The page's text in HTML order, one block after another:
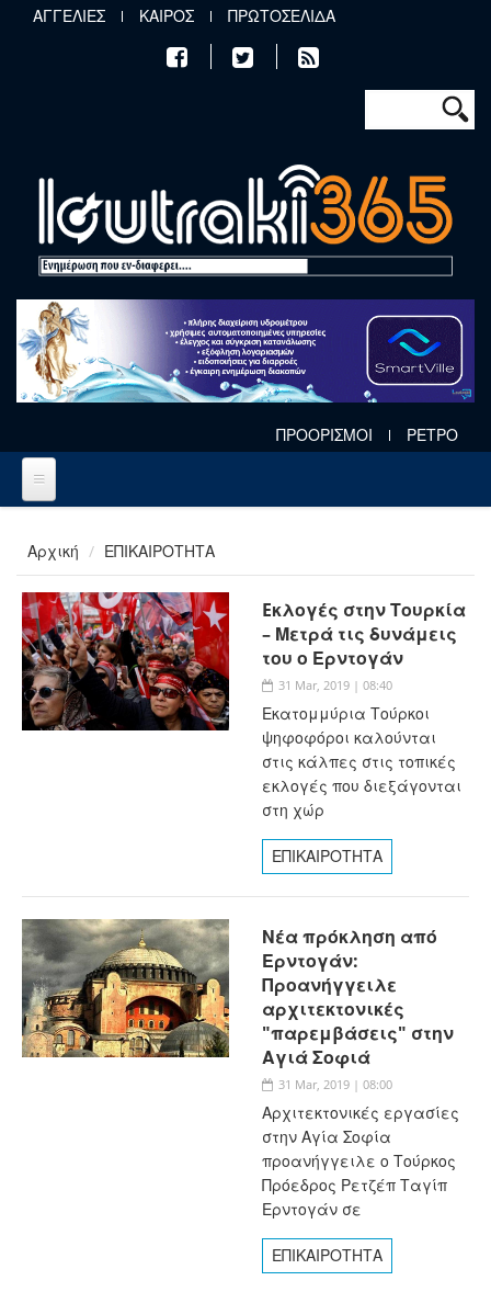
Παράκαμψη προς το κυρίως περιεχόμενο
ΑΓΓΕΛΙΕΣ ΚΑΙΡΟΣ ΠΡΩΤΟΣΕΛΙΔΑ
Φόρμα
Αναζήτηση
ΠΡΟΟΡΙΣΜΟΙ ΡΕΤΡΟ
Αρχική ΕΠΙΚΑΙΡΟΤΗΤΑ
Eκλογές στην Τουρκία
– Μετρά τις δυνάμεις
του ο Ερντογάν
31 Mar, 2019 | 08:40
Εκατομμύρια Τούρκοι
ψηφοφόροι καλούνται
στις κάλπες στις τοπικές
εκλογές που διεξάγονται
στη χώρ
ΕΠΙΚΑΙΡΟΤΗΤΑ
Νέα πρόκληση από
Ερντογάν:
Προανήγγειλε
αρχιτεκτονικές
"παρεμβάσεις" στην
Αγιά Σοφιά
31 Mar, 2019 | 08:00
Αρχιτεκτονικές εργασίες
στην Αγία Σοφία
προανήγγειλε ο Τούρκος
Πρόεδρος Ρετζέπ Ταγίπ
Ερντογάν σε
ΕΠΙΚΑΙΡΟΤΗΤΑ